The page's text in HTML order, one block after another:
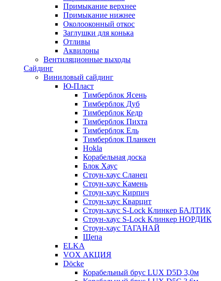
Примыкание верхнее
Примыкание нижнее
Околооконный откос
Заглушки для конька
Отливы
Аквилоны
Вентиляционные выходы
Сайдинг
Виниловый сайдинг
Ю-Пласт
Тимберблок Ясень
Тимберблок Дуб
Тимберблок Кедр
Тимберблок Пихта
Тимберблок Ель
Тимберблок Планкен
Hokla
Корабельная доска
Блок Хаус
Стоун-хаус Сланец
Стоун-хаус Камень
Стоун-хаус Кирпич
Стоун-хаус Кварцит
Стоун-хаус S-Lock Клинкер БАЛТИК
Стоун-хаус S-Lock Клинкер НОРДИК
Стоун-хаус ТАГАНАЙ
Щепа
ELKA
VOX АКЦИЯ
Döcke
Корабельный брус LUX D5D 3,0м